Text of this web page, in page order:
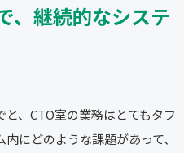
、継続的なシステ
、CTO室の業務はとてもタフ
にどのような課題があって、